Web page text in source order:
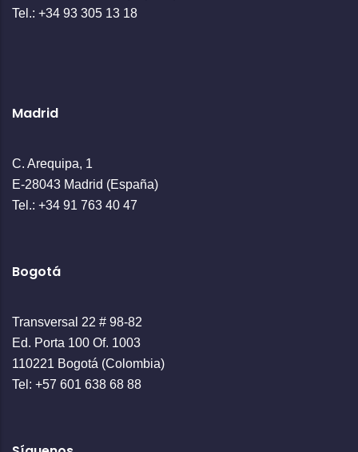
Tel.: +34 93 305 13 18
Madrid
C. Arequipa, 1
E-28043 Madrid (España)
Tel.: +34 91 763 40 47
Bogotá
Transversal 22 # 98-82
Ed. Porta 100 Of. 1003
110221 Bogotá (Colombia)
Tel: +57 601 638 68 88